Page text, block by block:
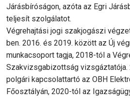
Járásbíróságon, azóta az Egri
teljesít szolgálatot.
Végrehajtási jogi szakjogászi
ben. 2016. és 2019. között az Új
munkacsoport tagja, 2018-tól a
Szakvizsgabizottság
polgári kapcsolattartó az OBH
Főosztályán, 2020-tól az